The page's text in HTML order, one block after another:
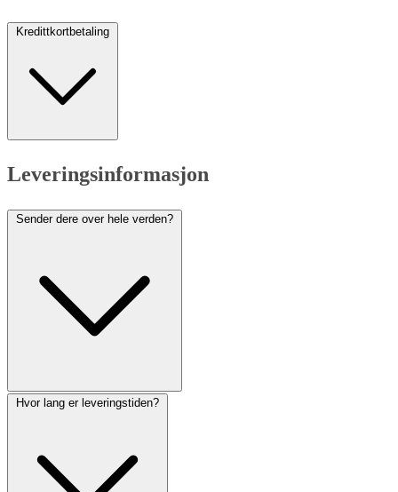
Kredittkortbetaling
Leveringsinformasjon
Sender dere over hele verden?
Hvor lang er leveringstiden?